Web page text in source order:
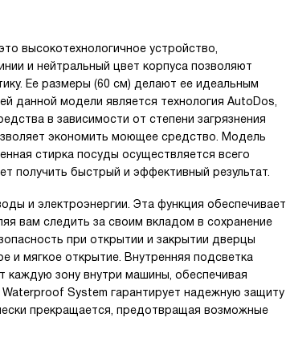
высокотехнологичное устройство,
и нейтральный цвет корпуса позволяют
Ее размеры (60 см) делают ее идеальным
данной модели является технология AutoDos,
в зависимости от степени загрязнения
экономить моющее средство. Модель
стирка посуды осуществляется всего
получить быстрый и эффективный результат.
и электроэнергии. Эта функция обеспечивает
вам следить за своим вкладом в сохранение
при открытии и закрытии дверцы
и мягкое открытие. Внутренняя подсветка
каждую зону внутри машины, обеспечивая
System гарантирует надежную защиту
прекращается, предотвращая возможные